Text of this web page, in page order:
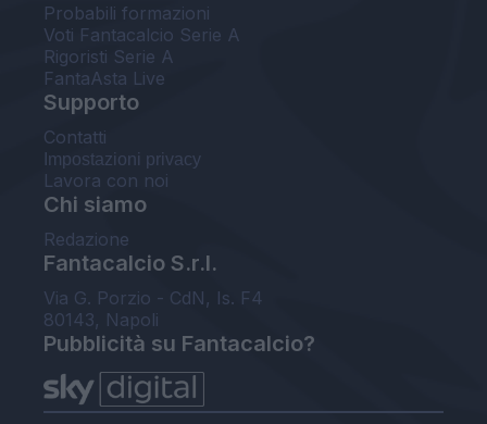
Probabili formazioni
Voti Fantacalcio Serie A
Rigoristi Serie A
FantaAsta Live
Supporto
Contatti
Impostazioni privacy
Lavora con noi
Chi siamo
Redazione
Fantacalcio S.r.l.
Via G. Porzio - CdN, Is. F4
80143, Napoli
Pubblicità su Fantacalcio?